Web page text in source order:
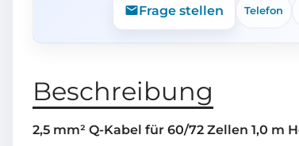
Frage stellen Telefon
Beschreibung
2,5 mm² Q-Kabel für 60/72 Zellen 1,0 m